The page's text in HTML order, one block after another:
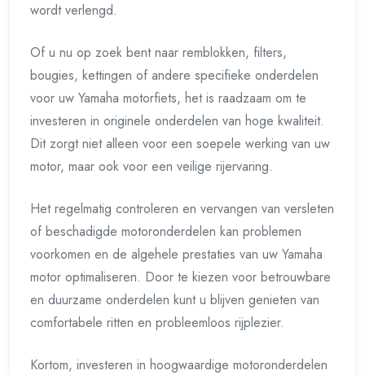
wordt verlengd.
Of u nu op zoek bent naar remblokken, filters,
bougies, kettingen of andere specifieke onderdelen
voor uw Yamaha motorfiets, het is raadzaam om te
investeren in originele onderdelen van hoge kwaliteit.
Dit zorgt niet alleen voor een soepele werking van uw
motor, maar ook voor een veilige rijervaring.
Het regelmatig controleren en vervangen van versleten
of beschadigde motoronderdelen kan problemen
voorkomen en de algehele prestaties van uw Yamaha
motor optimaliseren. Door te kiezen voor betrouwbare
en duurzame onderdelen kunt u blijven genieten van
comfortabele ritten en probleemloos rijplezier.
Kortom, investeren in hoogwaardige motoronderdelen